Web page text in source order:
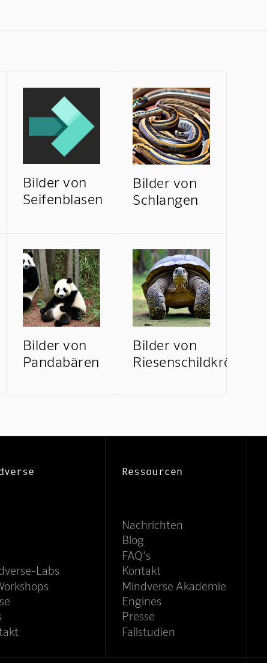
Mindverse Support
Mindverse
Bilder von
Seifenblasen
Bilder von
Schlangen
Bilder von
Pandabären
Bilder von
Riesenschildkröten
Labs
Ressourcen
Nachrichten
Blog
FAQ's
Kontakt
Mindverse Akademie
Engines
Presse
Fallstudien